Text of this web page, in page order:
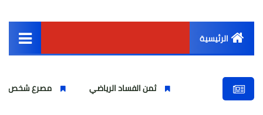
الرئيسية
أخبار مصر
ثمن الفساد الرياضي مصرع شخص واصابة اخرين